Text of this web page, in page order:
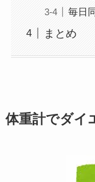
毎日
まとめ
体重計でダイ